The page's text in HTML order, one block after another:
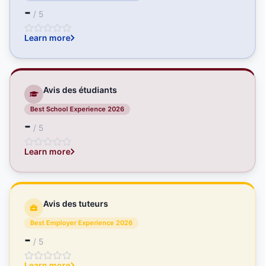
- / 5
Learn more
Avis des étudiants
Best School Experience 2026
- / 5
Learn more
Avis des tuteurs
Best Employer Experience 2026
- / 5